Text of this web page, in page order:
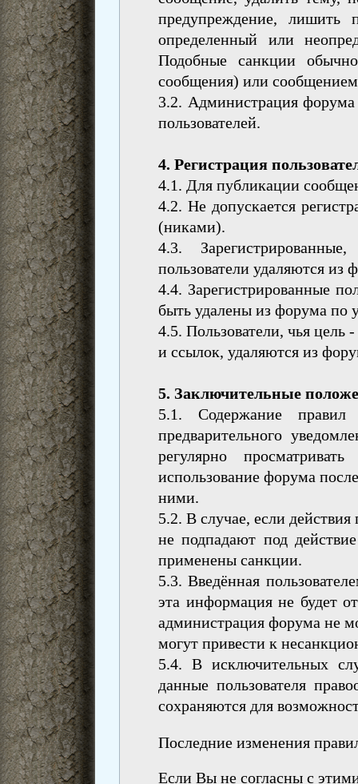
предупреждение, лишить
определенный или
Подобные санкции
сообщения) или
3.2. Администрация форума
пользователей.
4. Регистрация
4.1. Для публикации
4.2. Не допускается
(никами).
4.3.
пользователи удаляются из
4.4. Зарегистрированные
быть удалены из форума по
4.5. Пользователи, чья цель
и ссылок, удаляются из
5. Заключительные
5.1. Содержание
предварительного
регулярно
использование форума
ними.
5.2. В случае, если
не подпадают под
применены санкции.
5.3. Введённая
эта информация не будет
администрация форума не
могут привести к
5.4. В исключительных
данные пользователя
сохраняются для
Последние изменения
Если Вы не согласны с